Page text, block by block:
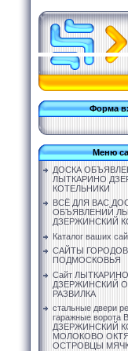
Форма
Меню
ДОСКА
ЛЫТКАРИНО
КОТЕЛЬНИКИ
ВСЁ ДЛЯ ВАС
ОБЪЯВЛЕНИЙ
ДЗЕРЖИНСКИЙ
Каталог ваших
САЙТЫ ГОРОДОВ
ПОДМОСКОВЬЯ
Сайт
ДЗЕРЖИНСКИЙ
РАЗВИЛКА
стальные двери
гаражные
ДЗЕРЖИНСКИЙ
МОЛОКОВО
ОСТРОВЦЫ